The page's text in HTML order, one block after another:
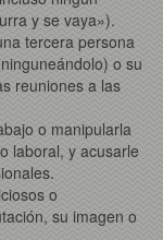
y se vaya»).
tercera persona
o su
reuniones a las
o manipularla
laboral, y acusarle
o
su imagen o